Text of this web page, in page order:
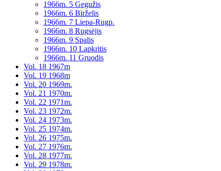
1966m. 5 Gegužis
1966m. 6 Birželis
1966m. 7 Liepa-Rugp.
1966m. 8 Rugsėjis
1966m. 9 Spalis
1966m. 10 Lapkritis
1966m. 11 Gruodis
Vol. 18 1967m
Vol. 19 1968m
Vol. 20 1969m.
Vol. 21 1970m.
Vol. 22 1971m.
Vol. 23 1972m.
Vol. 24 1973m.
Vol. 25 1974m.
Vol. 26 1975m.
Vol. 27 1976m.
Vol. 28 1977m.
Vol. 29 1978m.